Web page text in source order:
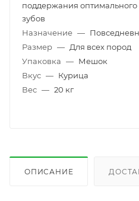
поддержания оптимального
зубов
Назначение —
Размер — Для всех пород
Упаковка — Мешок
Вкус — Курица
Вес — 20 кг
ОПИСАНИЕ